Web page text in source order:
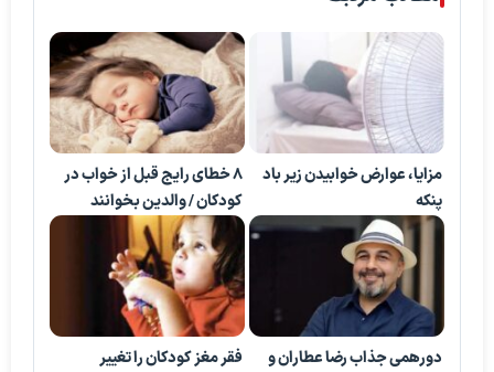
مزایا، عوارض خوابیدن زیر باد
پنکه
۸ خطای رایج قبل از خواب در
کودکان / والدین بخوانند
دورهمی جذاب رضا عطاران و
فقر مغز کودکان را تغییر